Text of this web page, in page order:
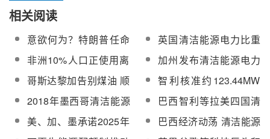
相关阅读
意欲何为？特朗普任命
清洁能源反对者管环保
局
英国清洁能源电力比重
超50%
非洲10%人口正使用离
网清洁能源供电 太阳能
发电比煤油便宜
加州发布清洁能源电力
需求响应新规则 储能将
获巨大市场
哥斯达黎加告别煤油 顺
利实现100%清洁能源
智利核准约123.44MW
清洁能源发电项目
2018年墨西哥清洁能源
占比将达25%
巴西智利等拉美四国清
洁能源发展指数位居前
列
美、加、墨承诺2025年
北美清洁能源占比将达
巴西经济动荡 清洁能源
面临危机